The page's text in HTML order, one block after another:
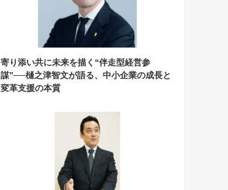
寄り添い共に未来を描く“伴走型経営参
謀”──樋之津智文が語る、中小企業の成長と
変革支援の本質